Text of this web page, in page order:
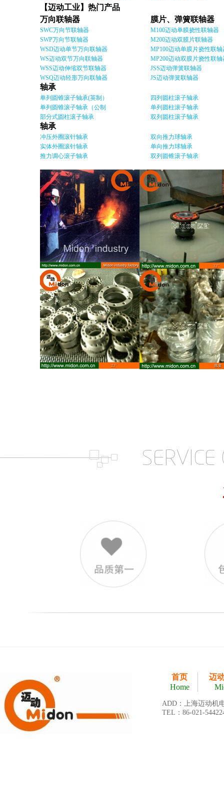
【迈动工业】热门产品
万向联轴器
膜片、弹簧联轴器
SWC万向节联轴器
M100迈动单膜挠性联轴器
SWP万向节联轴器
M200迈动双膜片联轴器
WSD迈动单节万向联轴器
MP100迈动单膜片挠性联轴
WS迈动双节万向联轴器
MP200迈动双膜片挠性联轴
WSS迈动伸缩双节联轴器
JSS迈动弹簧联轴器
WSQ迈动轻形万向联轴器
JS迈动弹簧联轴器
轴承
单列圆锥滚子轴承(英制）
四列圆柱滚子轴承
单列圆锥滚子轴承（公制
单列圆柱滚子轴承
部分式圆柱滚子轴承
双列圆柱滚子轴承
轴承
冲压外圈滚针轴承
双向推力球轴承
实体外圈滚针轴承
单向推力球轴承
推力调心滚子轴承
双列圆锥滚子轴承
首页
Home
迈
ADD：上海迈动机
TEL：86-021-